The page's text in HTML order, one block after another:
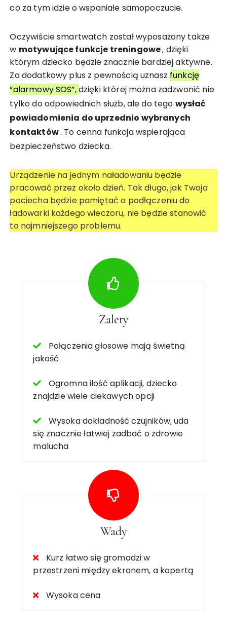
co za tym idzie o wspaniałe samopoczucie.
Oczywiście smartwatch został wyposażony także
w motywujące funkcje treningowe, dzięki
którym dziecko będzie znacznie bardziej aktywne.
Za dodatkowy plus z pewnością uznasz funkcję
“alarmowy SOS”,dzięki której można zadzwonić nie
tylko do odpowiednich służb, ale do tego wysłać
powiadomienia do uprzednio wybranych
kontaktów. To cenna funkcja wspierająca
bezpieczeństwo dziecka.
Urządzenie na jednym naładowaniu będzie
pracować przez około dzień. Tak długo, jak Twoja
pociecha będzie pamiętać o podłączeniu do
ładowarki każdego wieczoru, nie będzie stanowić
to najmniejszego problemu.
Zalety
Połączenia głosowe mają świetną
jakość
Ogromna ilość aplikacji, dziecko
znajdzie wiele ciekawych opcji
Wysoka dokładność czujników, uda
się znacznie łatwiej zadbać o zdrowie
malucha
Wady
Kurz łatwo się gromadzi w
przestrzeni między ekranem, a kopertą
Wysoka cena